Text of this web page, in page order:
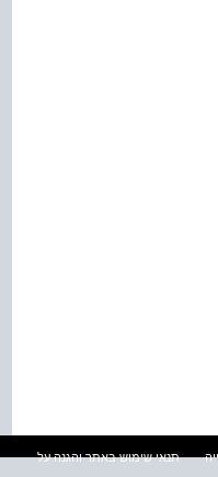
תנאי שימוש באתר והגנה על